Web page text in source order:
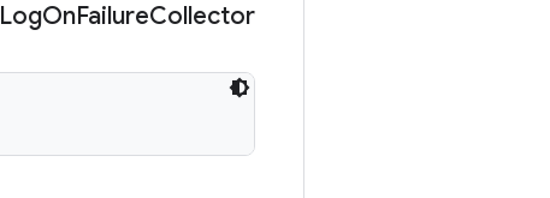
LogOnFailureCollector